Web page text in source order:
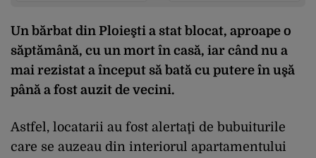
Un bărbat din Ploieşti a stat blocat, aproape o
săptămână, cu un mort în casă, iar când nu a
mai rezistat a început să bată cu putere în uşă
până a fost auzit de vecini.
Astfel, locatarii au fost alertaţi de bubuiturile
care se auzeau din interiorul apartamentului